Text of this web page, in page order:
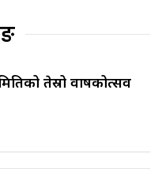
तेस्रो वार्षिकोत्सव